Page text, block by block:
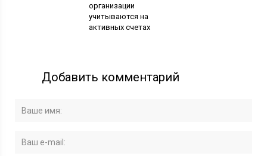
организации
учитываются на
активных счетах
Добавить комментарий